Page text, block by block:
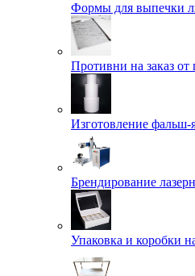
Формы для выпечки
Противни на заказ от
Изготовление фальш-
Брендирование
Упаковка и коробки